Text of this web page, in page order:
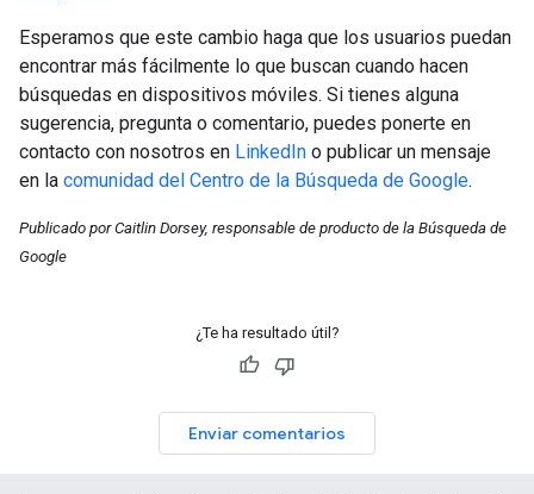
Esperamos que este cambio haga que los usuarios puedan
encontrar más fácilmente lo que buscan cuando hacen
búsquedas en dispositivos móviles. Si tienes alguna
sugerencia, pregunta o comentario, puedes ponerte en
contacto con nosotros en LinkedIn o publicar un mensaje
en la comunidad del Centro de la Búsqueda de Google.
Publicado por Caitlin Dorsey, responsable de producto de la Búsqueda de
Google
¿Te ha resultado útil?
Enviar comentarios